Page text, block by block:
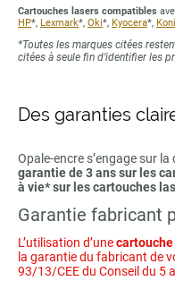
Cartouches lasers compatibles
HP*, Lexmark*, Oki*, Kyocera*,
*Toutes les marques citées
citées à seule fin d’identifier les
Des garanties
Opale-encre s’engage sur
garantie de 3 ans sur les
à vie* sur les cartouches
Garantie fabricant
L’utilisation d’une
la garantie du fabricant de
93/13/CEE du Conseil du 5